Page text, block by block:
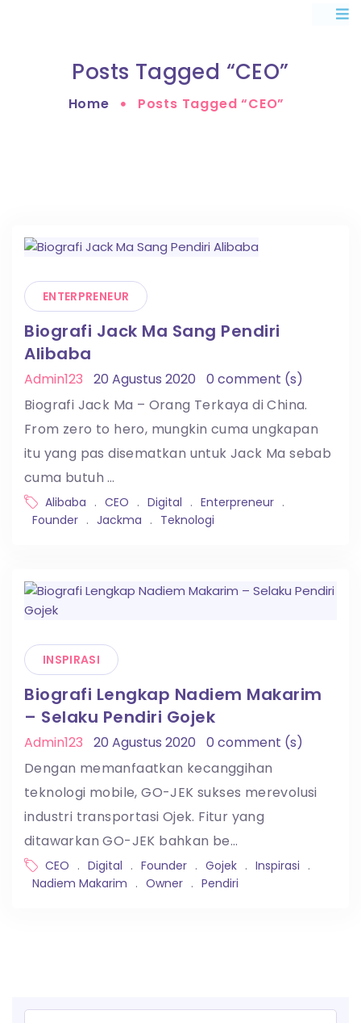
Posts Tagged “CEO”
Home Posts Tagged “CEO”
ENTERPRENEUR
Biografi Jack Ma Sang Pendiri
Alibaba
Admin123 20 Agustus 2020
0 comment (s)
Biografi Jack Ma – Orang Terkaya di China.
From zero to hero, mungkin cuma ungkapan
itu yang pas disematkan untuk Jack Ma sebab
cuma butuh …
Alibaba . CEO . Digital . Enterpreneur .
Founder . Jackma . Teknologi
INSPIRASI
Biografi Lengkap Nadiem Makarim
– Selaku Pendiri Gojek
Admin123 20 Agustus 2020
0 comment (s)
Dengan memanfaatkan kecanggihan
teknologi mobile, GO-JEK sukses merevolusi
industri transportasi Ojek. Fitur yang
ditawarkan GO-JEK bahkan be…
CEO . Digital . Founder . Gojek . Inspirasi .
Nadiem Makarim . Owner . Pendiri